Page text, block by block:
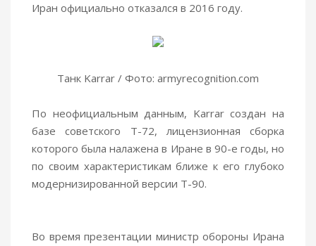
Иран официально отказался в 2016 году.
Танк Karrar / Фото: armyrecognition.com
По неофициальным данным, Karrar создан на
базе советского Т-72, лицензионная сборка
которого была налажена в Иране в 90-е годы, но
по своим характеристикам ближе к его глубоко
модернизированной версии Т-90.
Во время презентации министр обороны Ирана